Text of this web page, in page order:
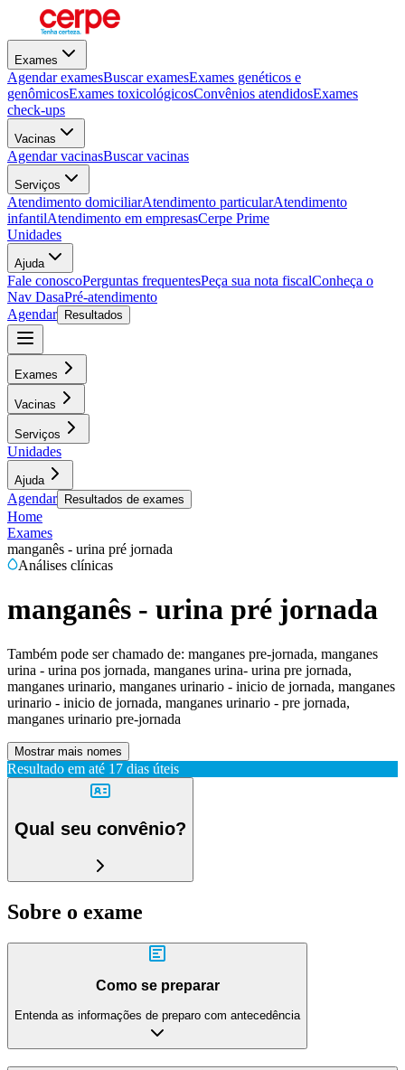
Exames
Agendar examesBuscar examesExames genéticos e
genômicosExames toxicológicosConvênios atendidosExames
check-ups
Vacinas
Agendar vacinasBuscar vacinas
Serviços
Atendimento domiciliarAtendimento particularAtendimento
infantilAtendimento em empresasCerpe Prime
Unidades
Ajuda
Fale conoscoPerguntas frequentesPeça sua nota fiscalConheça o
Nav DasaPré-atendimento
Agendar
Resultados
Exames
Vacinas
Serviços
Unidades
Ajuda
Agendar Resultados de exames
Home
Exames
manganês - urina pré jornada
Análises clínicas
manganês - urina pré jornada
Também pode ser chamado de: manganes pre-jornada, manganes
urina - urina pos jornada, manganes urina- urina pre jornada,
manganes urinario, manganes urinario - inicio de jornada, manganes
urinario - inicio de jornada, manganes urinario - pre jornada,
manganes urinario pre-jornada
Mostrar mais nomes
Resultado em até 17 dias úteis
Qual seu convênio?
Sobre o exame
Como se preparar
Entenda as informações de preparo com antecedência